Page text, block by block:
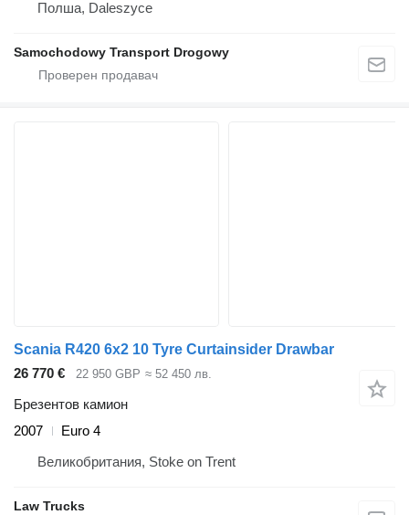
Полша, Daleszyce
Samochodowy Transport Drogowy
Scania R420 6x2 10 Tyre Curtainsider Drawbar
26 770 €
22 950 GBP ≈ 52 450 лв.
Брезентов камион
2007
Euro 4
Великобритания, Stoke on Trent
Law Trucks